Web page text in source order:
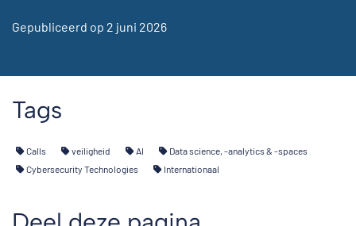
Gepubliceerd op 2 juni 2026
Tags
Calls veiligheid AI
Data science, -analytics & -spaces
Cybersecurity Technologies
Internationaal